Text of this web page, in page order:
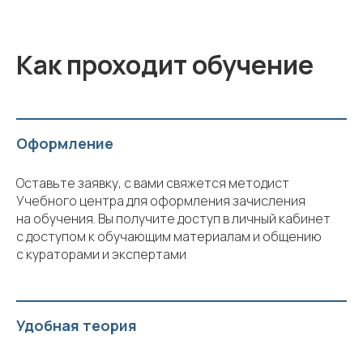
Как проходит обучение
Оформление
Оставьте заявку, с вами свяжется методист
Учебного центра для оформления зачисления
на обучения. Вы получите доступ в личный кабинет
с доступом к обучающим материалам и общению
с кураторами и экспертами
Удобная теория